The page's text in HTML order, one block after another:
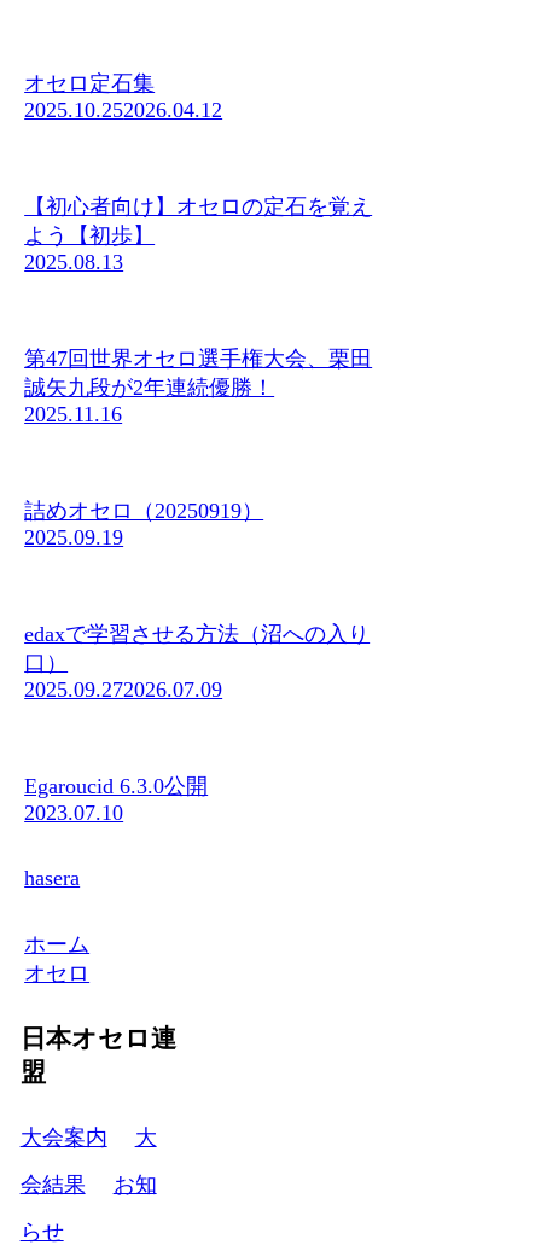
オセロ定石集
2025.10.252026.04.12
【初心者向け】オセロの定石を覚え
よう【初歩】
2025.08.13
第47回世界オセロ選手権大会、栗田
誠矢九段が2年連続優勝！
2025.11.16
詰めオセロ（20250919）
2025.09.19
edaxで学習させる方法（沼への入り
口）
2025.09.272026.07.09
Egaroucid 6.3.0公開
2023.07.10
hasera
ホーム
オセロ
日本オセロ連
盟
大会案内
大
会結果
お知
らせ